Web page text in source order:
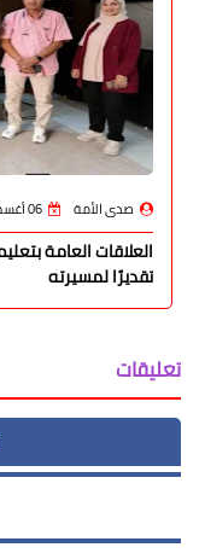
صدى الأمة 06 أغسطس 2026
العلاقات العامة
تقديرًا لمسيرته
تعليقات